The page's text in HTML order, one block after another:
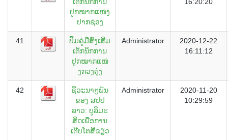
ປູກໝາກແໜ່ງ
ປາກຊ່ອງ
41
ປຶ້ມຄູ່ມືສົ່ງເສີມ
ເຕັກນິກການ
ປູກໝາກແໜ່
ງກວງຕຸ່ງ
Administrator
2020-12-22
16:11:12
42
ຊີວະນາໆພັນ
ຂອງ ສປປ
ລາວ: ບູລິມະ
ສິດເພື່ອການ
ເຕີບໂຕສີຂຽວ
Administrator
2020-11-20
10:29:59